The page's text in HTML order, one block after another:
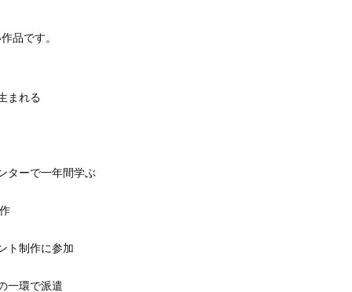
品です。
まれる
ターで一年間学ぶ
ト制作に参加
一環で派遣